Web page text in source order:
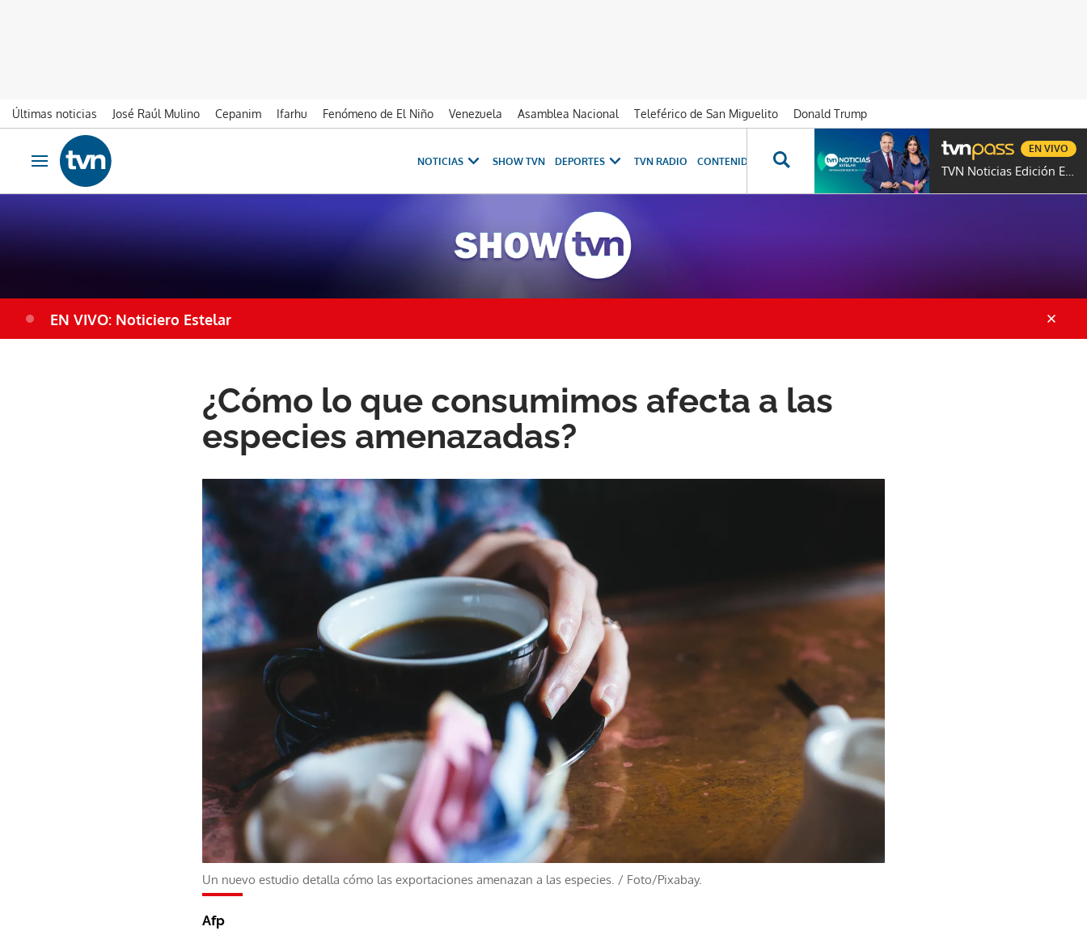
Últimas noticias José Raúl Mulino Cepanim Ifarhu Fenómeno de El Niño Venezuela Asamblea Nacional Teleférico de San Miguelito
Donald Trump
Ir al contenido
Obrir navegació
NOTICIAS SHOW TVN DEPORTES TVN RADIO CONTENIDOS ESPECIALES NOVELAS PROGRAMAS GENTE TVN
TVN Noticias Edición Estelar
EN VIVO
EN VIVO: Noticiero Estelar
¿Cómo lo que consumimos afecta a las
especies amenazadas?
Un nuevo estudio detalla cómo las exportaciones amenazan a las especies. / Foto/Pixabay.
Afp